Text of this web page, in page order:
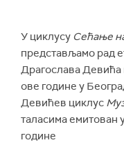
У циклусу Сећање
представљамо рад
Драгослава Девића
ове године у
Девићев циклус
таласима емитован
године